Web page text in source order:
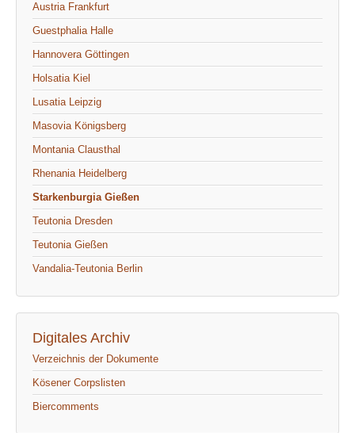
Austria Frankfurt
Guestphalia Halle
Hannovera Göttingen
Holsatia Kiel
Lusatia Leipzig
Masovia Königsberg
Montania Clausthal
Rhenania Heidelberg
Starkenburgia Gießen
Teutonia Dresden
Teutonia Gießen
Vandalia-Teutonia Berlin
Digitales Archiv
Verzeichnis der Dokumente
Kösener Corpslisten
Biercomments